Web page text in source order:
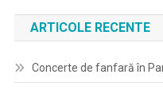
ARTICOLE RECENTE
Concerte de fanfară în